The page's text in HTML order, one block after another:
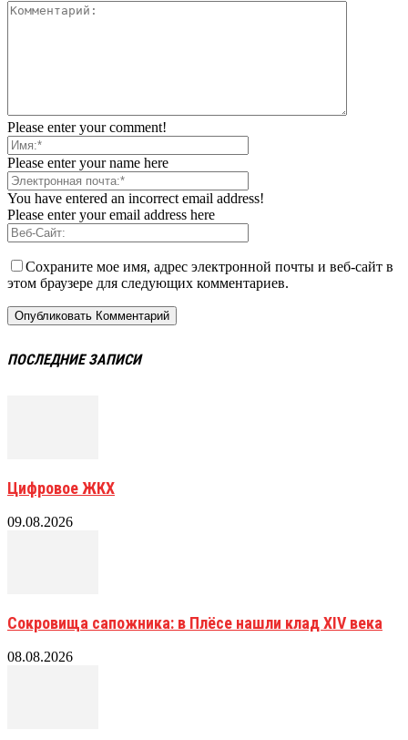
Please enter your comment!
Please enter your name here
You have entered an incorrect email address!
Please enter your email address here
Сохраните мое имя, адрес электронной почты и веб-сайт в
этом браузере для следующих комментариев.
ПОСЛЕДНИЕ ЗАПИСИ
Цифровое ЖКХ
09.08.2026
Сокровища сапожника: в Плёсе нашли клад XIV века
08.08.2026